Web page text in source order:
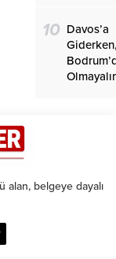
10 Davos’a
alan, belgeye dayalı